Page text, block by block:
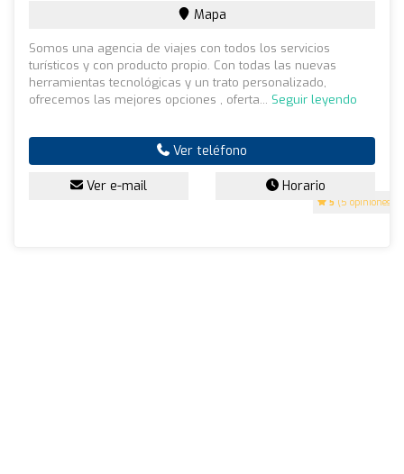
5 (5 opiniones)
Mapa
Somos una agencia de viajes con todos los servicios
turísticos y con producto propio. Con todas las nuevas
herramientas tecnológicas y un trato personalizado,
ofrecemos las mejores opciones , oferta... Seguir leyendo
Ver teléfono
Ver e-mail Horario